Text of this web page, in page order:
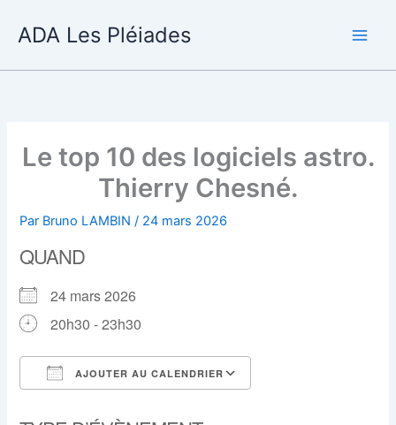
ADA Les Pléiades
Le top 10 des logiciels astro.
Thierry Chesné.
Par Bruno LAMBIN/ 24 mars 2026
QUAND
24 mars 2026
20h30 - 23h30
AJOUTER AU CALENDRIER